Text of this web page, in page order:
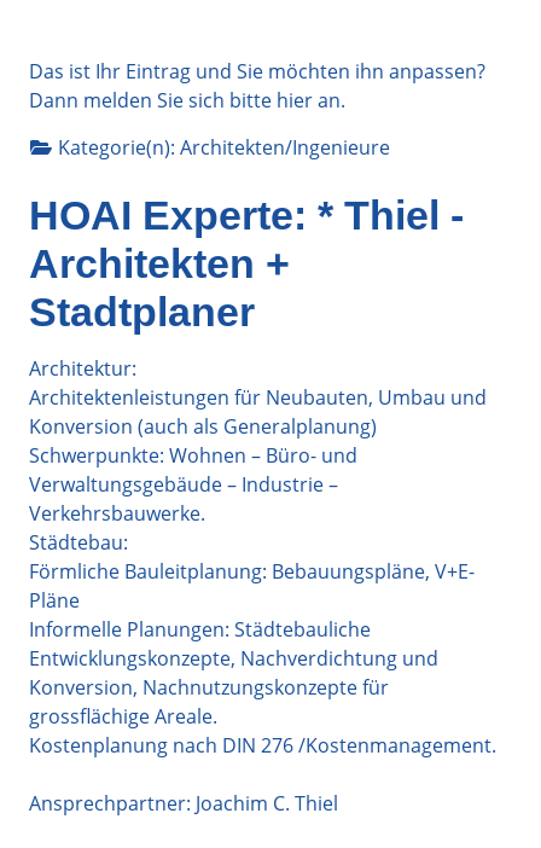
Das ist Ihr Eintrag und Sie möchten ihn anpassen?
Dann melden Sie sich bitte hieran.
Kategorie(n): Architekten/Ingenieure
HOAI Experte: * Thiel -
Architekten +
Stadtplaner
Architektur:
Architektenleistungen für Neubauten, Umbau und
Konversion (auch als Generalplanung)
Schwerpunkte: Wohnen – Büro- und
Verwaltungsgebäude – Industrie –
Verkehrsbauwerke.
Städtebau:
Förmliche Bauleitplanung: Bebauungspläne, V+E-
Pläne
Informelle Planungen: Städtebauliche
Entwicklungskonzepte, Nachverdichtung und
Konversion, Nachnutzungskonzepte für
grossflächige Areale.
Kostenplanung nach DIN 276 /Kostenmanagement.
Ansprechpartner: Joachim C. Thiel